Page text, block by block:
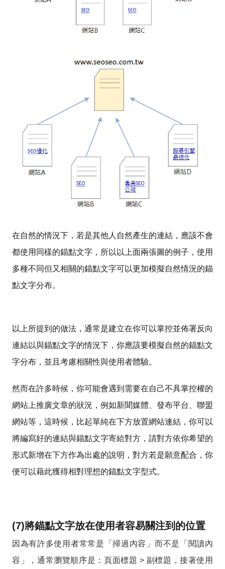
在自然的情況下，若是其他人自然產生的連結，應該不會
都使用同樣的錨點文字，所以以上面兩張圖的例子，使用
多種不同但又相關的錨點文字可以更加模擬自然情況的錨
點文字分布。
以上所提到的做法，通常是建立在你可以掌控並佈署反向
連結以與錨點文字的情況下，你應該要模擬自然的錨點文
字分布，並且考慮相關性與使用者體驗。
然而在許多時候，你可能會遇到需要在自己不具掌控權的
網站上推廣文章的狀況，例如新聞媒體、發布平台、聯盟
網站等，這時候，比起單純在下方放置網站連結，你可以
將編寫好的連結與錨點文字寄給對方，請對方依你希望的
形式新增在下方作為出處的說明，對方若是願意配合，你
便可以藉此獲得相對理想的錨點文字型式。
(7)將錨點文字放在使用者容易關注到的位置
因為有許多使用者常常是「掃過內容」而不是「閱讀內
容」，通常瀏覽順序是：頁面標題 > 副標題，接著使用